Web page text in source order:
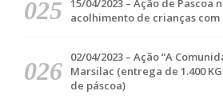
15/04/2023 – Ação de Pascoa
acolhimento de crianças com
02/04/2023 – Ação “A
Marsilac (entrega de 1.400
de páscoa)